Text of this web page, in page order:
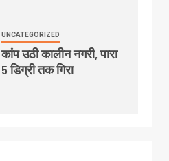
UNCATEGORIZED
कांप उठी कालीन नगरी, पारा
5 डिग्री तक गिरा